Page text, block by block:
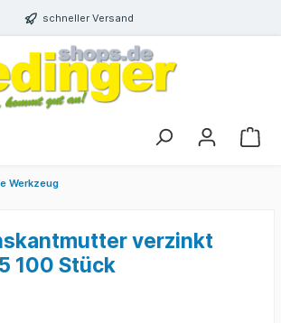
schneller Versand
Werkzeug
verzinkt
100 Stück